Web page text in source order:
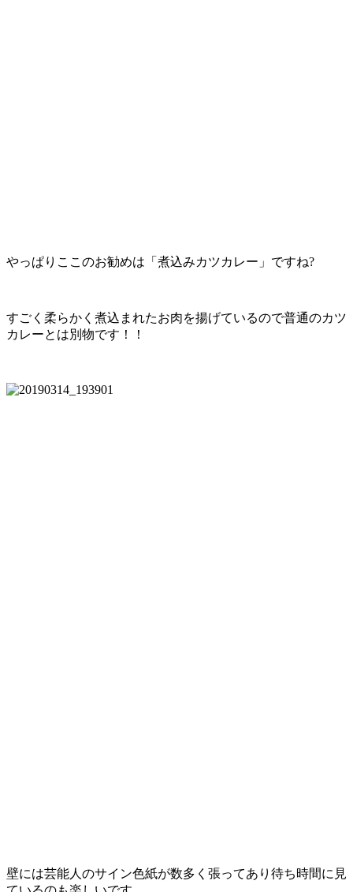
やっぱりここのお勧めは「煮込みカツカレー」ですね?
すごく柔らかく煮込まれたお肉を揚げているので普通のカツ
カレーとは別物です！！
壁には芸能人のサイン色紙が数多く張ってあり待ち時間に見